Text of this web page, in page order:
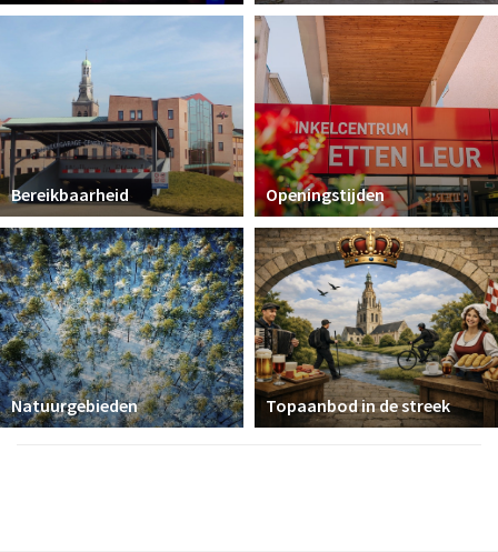
Bereikbaarheid Openingstijden
Natuurgebieden Topaanbod in de streek